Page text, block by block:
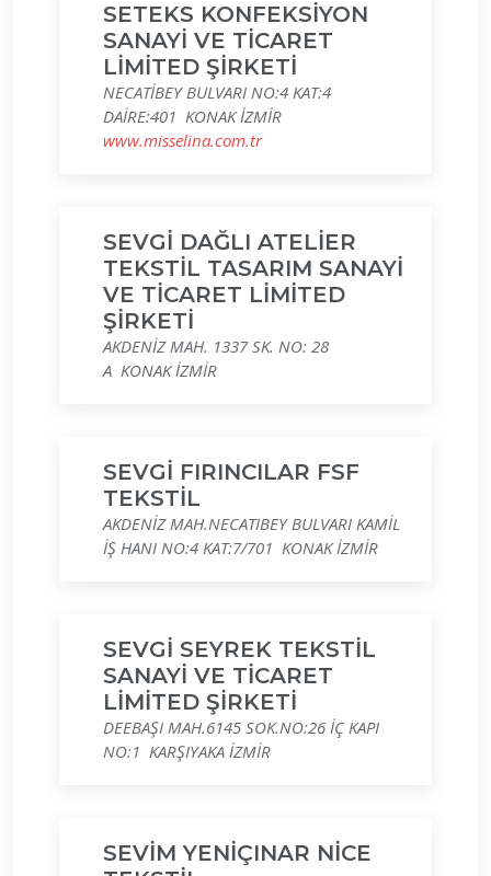
SETEKS KONFEKSİYON
SANAYİ VE TİCARET
LİMİTED ŞİRKETİ
NECATİBEY BULVARI NO:4 KAT:4
DAİRE:401 KONAK İZMİR
www.misselina.com.tr
SEVGİ DAĞLI ATELİER
TEKSTİL TASARIM SANAYİ
VE TİCARET LİMİTED
ŞİRKETİ
AKDENİZ MAH. 1337 SK. NO: 28
A KONAK İZMİR
SEVGİ FIRINCILAR FSF
TEKSTİL
AKDENİZ MAH.NECATIBEY BULVARI KAMİL
İŞ HANI NO:4 KAT:7/701 KONAK İZMİR
SEVGİ SEYREK TEKSTİL
SANAYİ VE TİCARET
LİMİTED ŞİRKETİ
DEEBAŞI MAH.6145 SOK.NO:26 İÇ KAPI
NO:1 KARŞIYAKA İZMİR
SEVİM YENİÇINAR NİCE